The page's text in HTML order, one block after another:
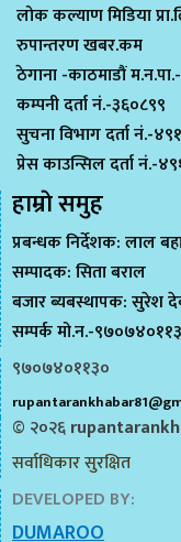
लोक कल्याण मिडिया
रुपान्तरण खबर.कम
ठेगाना -काठमाडौं
कम्पनी दर्ता नं.-३६०८९९
सुचना विभाग दर्ता नं.-
प्रेस काउन्सिल दर्ता नं.-
हाम्राे समुह
प्रबन्धक निर्देशक: लाल
सम्पादक: सिता बराल
बजार ब्यबस्थापक: सुरेश
सम्पर्क मो.न.-
९७०७४०११३०
© २०२६
सर्वाधिकार सुरक्षित
DEVELOPED BY:
DUMAROO